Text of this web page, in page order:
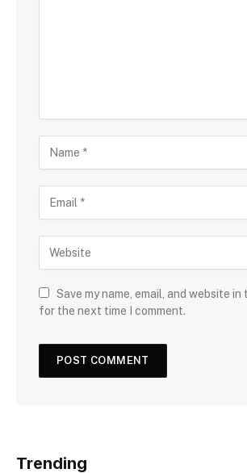
Save my name, email, and website in
for the next time I comment.
Trending